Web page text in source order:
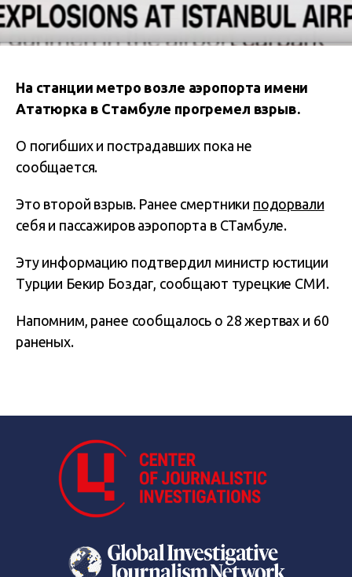
На станции метро возле аэропорта имени
Ататюрка в Стамбуле прогремел взрыв.
О погибших и пострадавших пока не
сообщается.
Это второй взрыв. Ранее смертники подорвали
себя и пассажиров аэропорта в СТамбуле.
Эту информацию подтвердил министр юстиции
Турции Бекир Боздаг, сообщают турецкие СМИ.
Напомним, ранее сообщалось о 28 жертвах и 60
раненых.